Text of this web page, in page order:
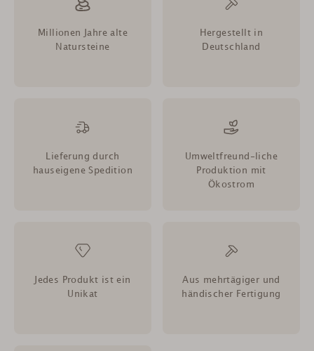
Millionen Jahre alte
Natursteine
Hergestellt in
Deutschland
Lieferung durch
hauseigene Spedition
Umweltfreund-liche
Produktion mit
Ökostrom
Jedes Produkt ist ein
Unikat
Aus mehrtägiger und
händischer Fertigung